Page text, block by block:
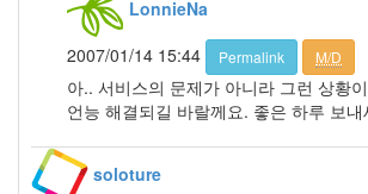
LonnieNa
2007/01/14 15:44
Permalink M/D
아.. 서비스의 문제가 아니라 그런 상황
언능 해결되길 바랄께요. 좋은 하루 보내
soloture
2007
9
2007